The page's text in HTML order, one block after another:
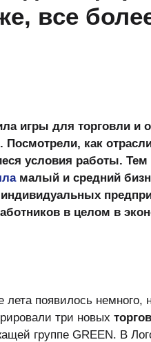
все
игры для торговли и
как
условия работы. Тем
малый и средний
индивидуальных
в целом в
лета появилось
три новых
группе GREEN. В